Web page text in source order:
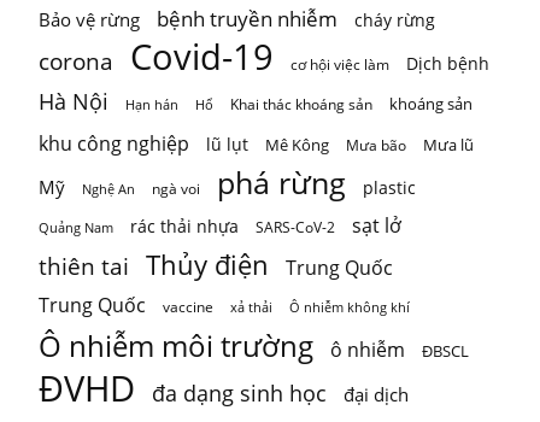
Photo
Xem trên Facebook · Chia sẻ
Bảo vệ rừng bệnh truyền nhiễm cháy rừng
corona Covid-19 cơ hội việc làm Dịch bệnh
Hà Nội Hạn hán Hổ Khai thác khoáng sản khoáng sản
khu công nghiệp lũ lụt Mê Kông Mưa bão Mưa lũ
Mỹ Nghệ An ngà voi phá rừng plastic
Quảng Nam rác thải nhựa SARS-CoV-2 sạt lở
thiên tai Thủy điện
Trung Quốc
Trung Quốc
vaccine xả thải Ô nhiễm không khí
Ô nhiễm môi trường ô nhiễm ĐBSCL
ĐVHD đa dạng sinh học
đại dịch